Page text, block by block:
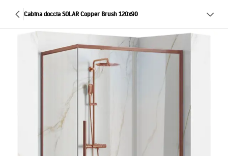
Cabina doccia SOLAR Copper Brush 120x90